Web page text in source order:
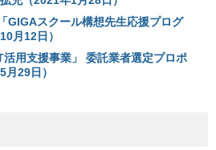
GIGAスクール構想先生応援プログ
月12日）
用支援事業」 委託業者選定プロポ
29日）